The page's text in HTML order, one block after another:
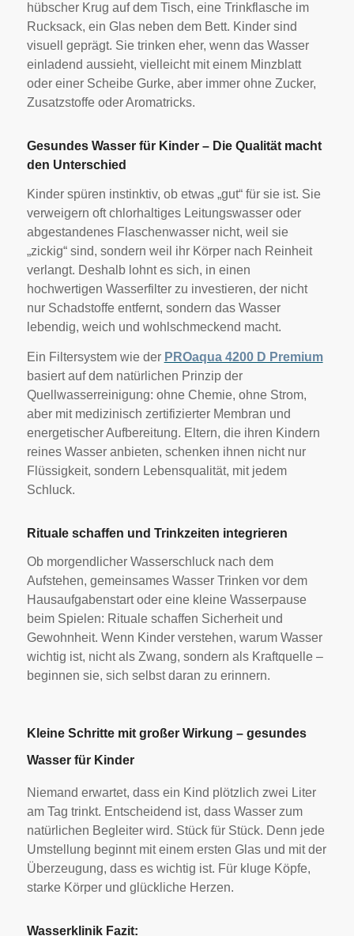
hübscher Krug auf dem Tisch, eine Trinkflasche im
Rucksack, ein Glas neben dem Bett. Kinder sind
visuell geprägt. Sie trinken eher, wenn das Wasser
einladend aussieht, vielleicht mit einem Minzblatt
oder einer Scheibe Gurke, aber immer ohne Zucker,
Zusatzstoffe oder Aromatricks.
Gesundes Wasser für Kinder – Die Qualität macht
den Unterschied
Kinder spüren instinktiv, ob etwas „gut“ für sie ist. Sie
verweigern oft chlorhaltiges Leitungswasser oder
abgestandenes Flaschenwasser nicht, weil sie
„zickig“ sind, sondern weil ihr Körper nach Reinheit
verlangt. Deshalb lohnt es sich, in einen
hochwertigen Wasserfilter zu investieren, der nicht
nur Schadstoffe entfernt, sondern das Wasser
lebendig, weich und wohlschmeckend macht.
Ein Filtersystem wie der PROaqua 4200 D Premium
basiert auf dem natürlichen Prinzip der
Quellwasserreinigung: ohne Chemie, ohne Strom,
aber mit medizinisch zertifizierter Membran und
energetischer Aufbereitung. Eltern, die ihren Kindern
reines Wasser anbieten, schenken ihnen nicht nur
Flüssigkeit, sondern Lebensqualität, mit jedem
Schluck.
Rituale schaffen und Trinkzeiten integrieren
Ob morgendlicher Wasserschluck nach dem
Aufstehen, gemeinsames Wasser Trinken vor dem
Hausaufgabenstart oder eine kleine Wasserpause
beim Spielen: Rituale schaffen Sicherheit und
Gewohnheit. Wenn Kinder verstehen, warum Wasser
wichtig ist, nicht als Zwang, sondern als Kraftquelle –
beginnen sie, sich selbst daran zu erinnern.
Kleine Schritte mit großer Wirkung – gesundes
Wasser für Kinder
Niemand erwartet, dass ein Kind plötzlich zwei Liter
am Tag trinkt. Entscheidend ist, dass Wasser zum
natürlichen Begleiter wird. Stück für Stück. Denn jede
Umstellung beginnt mit einem ersten Glas und mit der
Überzeugung, dass es wichtig ist. Für kluge Köpfe,
starke Körper und glückliche Herzen.
Wasserklinik Fazit: